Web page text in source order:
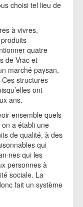
choisi tel lieu de
à vivres,
quatre
de Vrac et
marché paysan,
structures
ont
ans.
ensemble quels
a établi une
de qualité, à des
qui
qui les
personnes à
sociale. La
fait un système